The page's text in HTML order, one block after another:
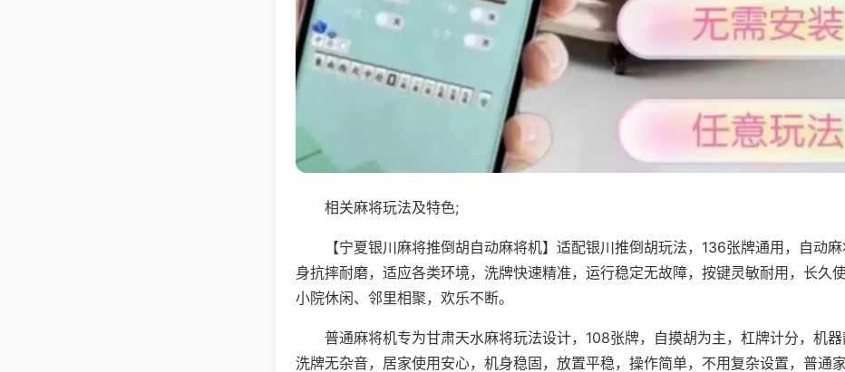
相关麻将玩法及特色;
【宁夏银川麻将推倒胡自动麻将机】适配银川推倒胡玩法，136张牌通用，自动
身抗摔耐磨，适应各类环境，洗牌快速精准，运行稳定无故障，按键灵敏耐用，长久使
小院休闲、邻里相聚，欢乐不断。
普通麻将机专为甘肃天水麻将玩法设计，108张牌，自摸胡为主，杠牌计分，机器
洗牌无杂音，居家使用安心，机身稳固，放置平稳，操作简单，不用复杂设置，普通